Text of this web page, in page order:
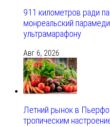
911 километров ради
монреальский
ультрамарафону
Авг 6, 2026
Летний рынок в
тропическим